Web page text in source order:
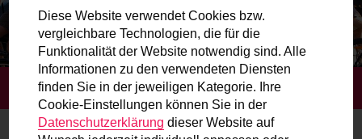
Radweg-Projektkarte
Routenplaner
Mit dem Fahrrad in Wien unterwegs? Hier finden Sie die
beste Route.
STARTSEITE TERMINE
Diese Website verwendet Cookies bzw.
vergleichbare Technologien, die für die
Funktionalität der Website notwendig sind. Alle
Informationen zu den verwendeten Diensten
finden Sie in der jeweiligen Kategorie. Ihre
Cookie-Einstellungen können Sie in der
Datenschutzerklärung dieser Website auf